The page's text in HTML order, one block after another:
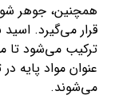
همچنین، جوهر
قرار می‌گیرد.
ترکیب می‌شود تا
عنوان مواد پایه
می‌شوند.